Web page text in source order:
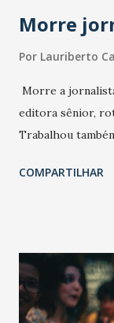
Morre
Por Lauriberto
Morre a
editora sênior,
Trabalhou
COMPARTILHAR